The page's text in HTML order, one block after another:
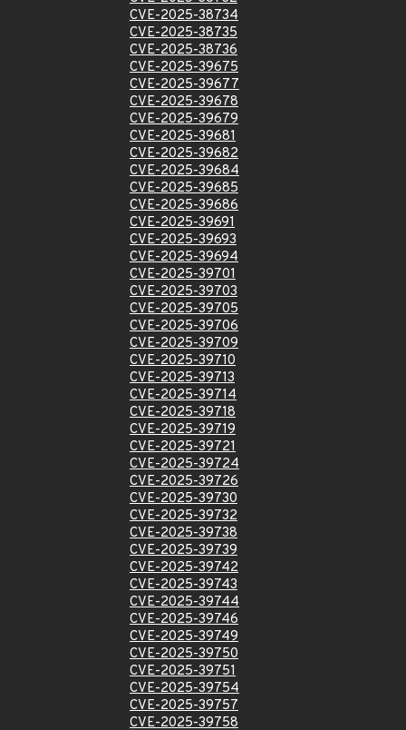
CVE-2025-38734
CVE-2025-38735
CVE-2025-38736
CVE-2025-39675
CVE-2025-39677
CVE-2025-39678
CVE-2025-39679
CVE-2025-39681
CVE-2025-39682
CVE-2025-39684
CVE-2025-39685
CVE-2025-39686
CVE-2025-39691
CVE-2025-39693
CVE-2025-39694
CVE-2025-39701
CVE-2025-39703
CVE-2025-39705
CVE-2025-39706
CVE-2025-39709
CVE-2025-39710
CVE-2025-39713
CVE-2025-39714
CVE-2025-39718
CVE-2025-39719
CVE-2025-39721
CVE-2025-39724
CVE-2025-39726
CVE-2025-39730
CVE-2025-39732
CVE-2025-39738
CVE-2025-39739
CVE-2025-39742
CVE-2025-39743
CVE-2025-39744
CVE-2025-39746
CVE-2025-39749
CVE-2025-39750
CVE-2025-39751
CVE-2025-39754
CVE-2025-39757
CVE-2025-39758